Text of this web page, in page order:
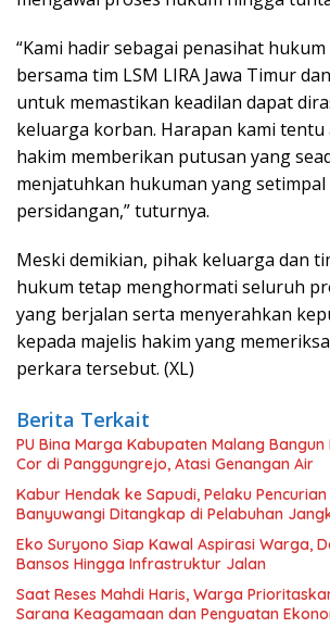
“Kami hadir sebagai penasihat
bersama tim LSM LIRA Jawa Timur
untuk memastikan keadilan dapat
keluarga korban. Harapan kami tentu
hakim memberikan putusan yang
menjatuhkan hukuman yang
persidangan,” tuturnya.
Meski demikian, pihak keluarga dan
hukum tetap menghormati seluruh
yang berjalan serta menyerahkan
kepada majelis hakim yang
perkara tersebut. (XL)
Berita Terkait
PU Bina Marga Kabupaten Malang
Cor di Panggungrejo, Atasi Genangan Air
Kabur Hendak ke Sapudi, Pelaku
Banyuwangi Ditangkap di Pelabuhan
Eko Suryono Siap Kawal Aspirasi Warga,
Bansos Hingga Infrastruktur Jalan
Saat Reses Mahdi Haris, Warga
Sarana Keagamaan dan Penguatan